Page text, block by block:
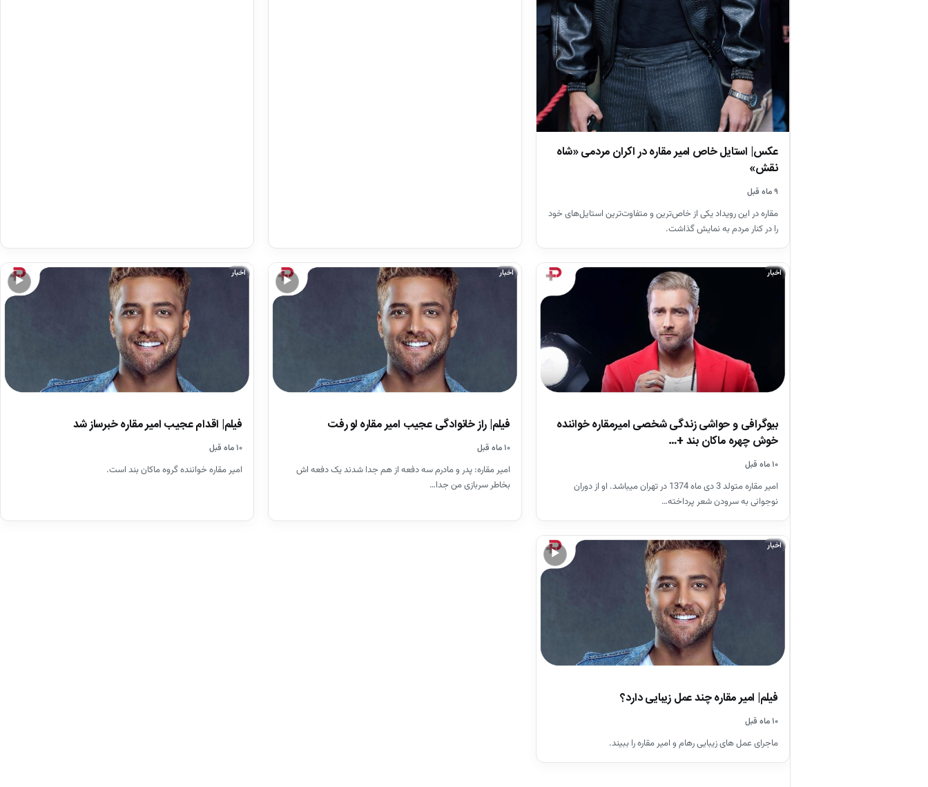
نقش»
۹ ماه قبل
مقاره در این رویداد یکی از خاص‌ترین و متفاوت‌ترین استایل‌های خود
را در کنار مردم به نمایش گذاشت.
اخبار
بیوگرافی و حواشی زندگی شخصی امیرمقاره خواننده
خوش چهره ماکان بند +…
۱۰ ماه قبل
امیر مقاره متولد 3 دی ماه 1374 در تهران میباشد. او از دوران
نوجوانی به سرودن شعر پرداخته…
▶
اخبار
فیلم| راز خانوادگی عجیب امیر مقاره لو رفت
۱۰ ماه قبل
امیر مقاره: پدر و مادرم سه دفعه از هم جدا شدند یک دفعه اش
بخاطر سربازی من جدا…
▶
اخبار
فیلم| اقدام عجیب امیر مقاره خبرساز شد
۱۰ ماه قبل
امیر مقاره خواننده گروه ماکان بند است.
▶
اخبار
فیلم| امیر مقاره چند عمل زیبایی دارد؟
۱۰ ماه قبل
ماجرای عمل های زیبایی رهام و امیر مقاره را ببیند.